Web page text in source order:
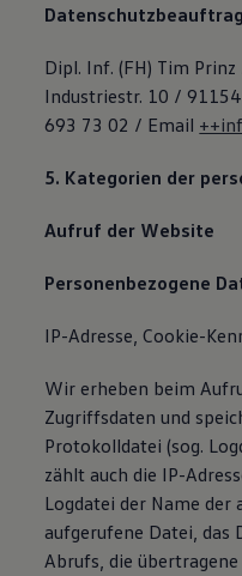
Dipl. Inf. (FH) Tim
Industriestr. 10 /
693 73 02 / Email
5. Kategorien der
Aufruf der Website
Personenbezogene
IP-Adresse, Cookie-
Wir erheben beim
Zugriffsdaten und
Protokolldatei (sog.
zählt auch die IP-
Logdatei der Name der
aufgerufene Datei, das
Abrufs, die